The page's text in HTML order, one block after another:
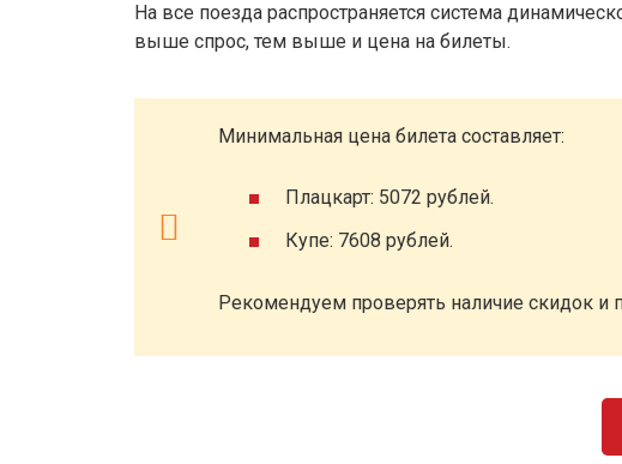
На все поезда распространяется система
выше спрос, тем выше и цена на билеты.
Минимальная цена билета составляет:
Плацкарт: 5072 рублей.
Купе: 7608 рублей.
Рекомендуем проверять наличие скидок